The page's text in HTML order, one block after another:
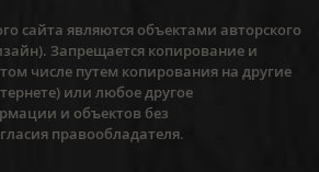
сайта являются объектами авторского
Запрещается копирование и
числе путем копирования на другие
или любое другое
и объектов без
правообладателя.